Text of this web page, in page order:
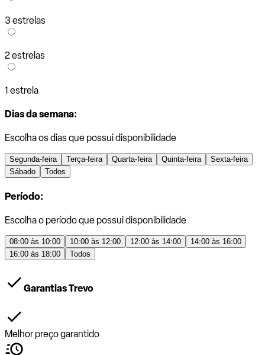
3 estrelas
2 estrelas
1 estrela
Dias da semana:
Escolha os dias que possui disponibilidade
Segunda-feira Terça-feira Quarta-feira Quinta-feira
Sexta-feira
Sábado
Todos
Período:
Escolha o período que possui disponibilidade
08:00 às 10:00 10:00 às 12:00 12:00 às 14:00
14:00 às 16:00
16:00 às 18:00
Todos
Garantias Trevo
Melhor preço garantido